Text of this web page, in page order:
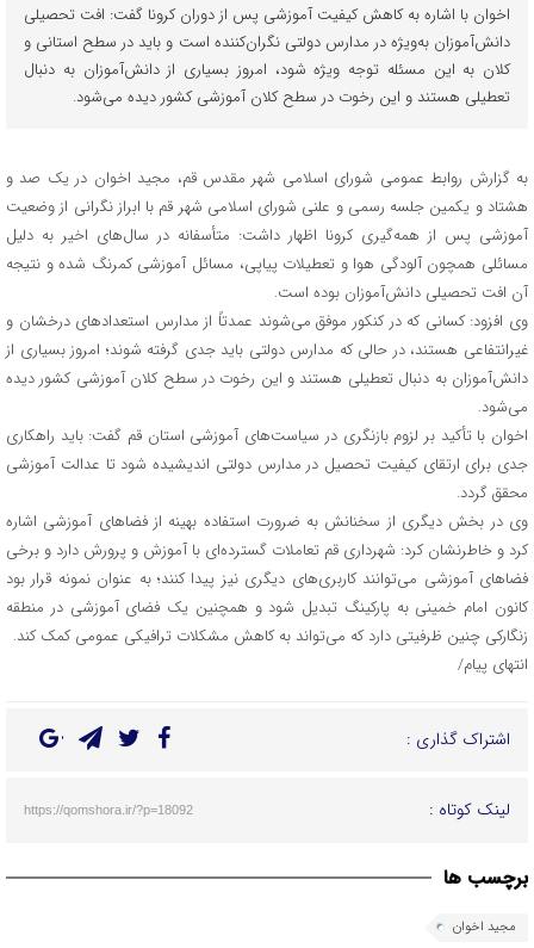
اخوان با اشاره به کاهش کیفیت آموزشی پس از دوران کرونا گفت: افت تحصیلی
دانش‌آموزان به‌ویژه در مدارس دولتی نگران‌کننده است و باید در سطح استانی و
کلان به این مسئله توجه ویژه شود، امروز بسیاری از دانش‌آموزان به دنبال
تعطیلی هستند و این رخوت در سطح کلان آموزشی کشور دیده می‌شود.
به گزارش روابط عمومی شورای اسلامی شهر مقدس قم، مجید اخوان در یک صد و
هشتاد و یکمین جلسه رسمی و علنی شورای اسلامی شهر قم با ابراز نگرانی از وضعیت
آموزشی پس از همه‌گیری کرونا اظهار داشت: متأسفانه در سال‌های اخیر به دلیل
مسائلی همچون آلودگی هوا و تعطیلات پیاپی، مسائل آموزشی کمرنگ شده و نتیجه
آن افت تحصیلی دانش‌آموزان بوده است.
وی افزود: کسانی که در کنکور موفق می‌شوند عمدتاً از مدارس استعدادهای درخشان و
غیرانتفاعی هستند، در حالی که مدارس دولتی باید جدی گرفته شوند؛ امروز بسیاری از
دانش‌آموزان به دنبال تعطیلی هستند و این رخوت در سطح کلان آموزشی کشور دیده
می‌شود.
اخوان با تأکید بر لزوم بازنگری در سیاست‌های آموزشی استان قم گفت: باید راهکاری
جدی برای ارتقای کیفیت تحصیل در مدارس دولتی اندیشیده شود تا عدالت آموزشی
محقق گردد.
وی در بخش دیگری از سخنانش به ضرورت استفاده بهینه از فضاهای آموزشی اشاره
کرد و خاطرنشان کرد: شهرداری قم تعاملات گسترده‌ای با آموزش و پرورش دارد و برخی
فضاهای آموزشی می‌توانند کاربری‌های دیگری نیز پیدا کنند؛ به عنوان نمونه قرار بود
کانون امام خمینی به پارکینگ تبدیل شود و همچنین یک فضای آموزشی در منطقه
زنگارکی چنین ظرفیتی دارد که می‌تواند به کاهش مشکلات ترافیکی عمومی کمک کند.
انتهای پیام/
اشتراک گذاری :
لینک کوتاه : https://qomshora.ir/?p=18092
برچسب ها
مجید اخوان